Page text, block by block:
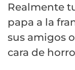
Realmente
papa a la
sus amigos
cara de